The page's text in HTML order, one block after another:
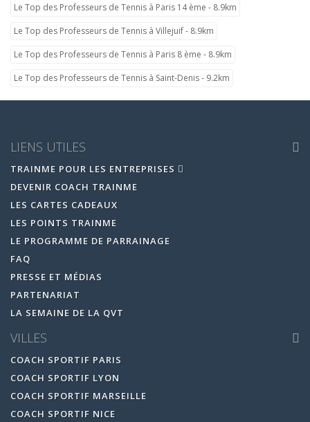
Le Top des Professeurs de Tennis à Paris 14 ème - 8.9km
Le Top des Professeurs de Tennis à Villejuif - 8.9km
Le Top des Professeurs de Tennis à Paris 8 ème - 8.9km
Le Top des Professeurs de Tennis à Saint-Denis - 9.2km
LIENS UTILES
TRAINME POUR LES ENTREPRISES
DEVENIR COACH TRAINME
LES CARTES CADEAUX
LES POINTS TRAINME
LE PROGRAMME DE PARRAINAGE
FAQ
PRESSE ET MÉDIAS
PARTENARIAT
LA SEMAINE DE LA QVT
VILLES
COACH SPORTIF PARIS
COACH SPORTIF LYON
COACH SPORTIF MARSEILLE
COACH SPORTIF NICE